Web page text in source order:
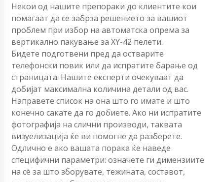
Некои од нашите препораки до клиентите кои
помагаат да се забрза решението за вашиот
проблем при избор на автоматска опрема за
вертикално пакување за XY-42 пелети.
Бидете подготвени пред да остварите
телефонски повик или да испратите барање од
страницата. Нашите експерти очекуваат да
добијат максимална количина детали од вас.
Направете список на она што го имате и што
конечно сакате да го добиете. Ако ни испратите
фотографија на слични производи, таквата
визуелизација ќе ви помогне да разберете.
Одлично е ако вашата порака ќе наведе
специфични параметри: означете ги димензиите
на сè за што зборувате, тежината, составот,